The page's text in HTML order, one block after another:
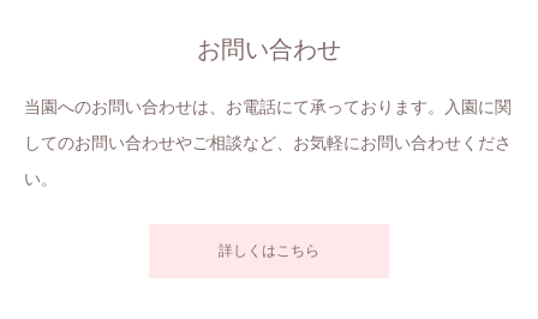
お問い合わせ
当園へのお問い合わせは、お電話にて承っております。入園に関
してのお問い合わせやご相談など、お気軽にお問い合わせくださ
い。
詳しくはこちら